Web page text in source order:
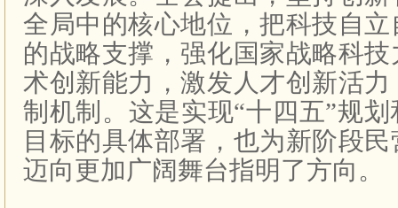
全局中的核心地位，把科技自
的战略支撑，强化国家战略科
术创新能力，激发人才创新活
制机制。这是实现“十四五”规
目标的具体部署，也为新阶段
迈向更加广阔舞台指明了方向。